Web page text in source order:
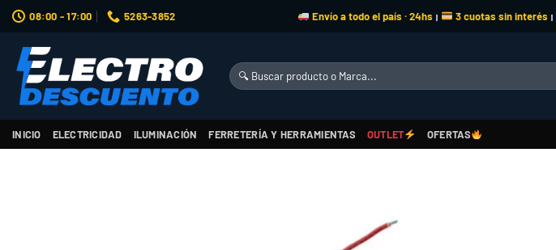
Saltar
contenido
08:00 - 17:00 5263-3852 Envío a todo el país · 24hs | 3 cuotas sin interés |
Buscar
por:
INICIO ELECTRICIDAD ILUMINACIÓN FERRETERÍA Y HERRAMIENTAS OUTLET OFERTAS